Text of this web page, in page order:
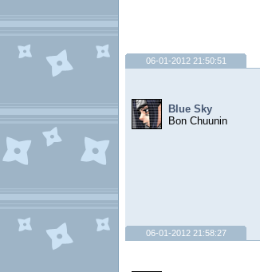
06-01-2012 21:50:51
Blue Sky
Bon Chuunin
06-01-2012 21:58:27